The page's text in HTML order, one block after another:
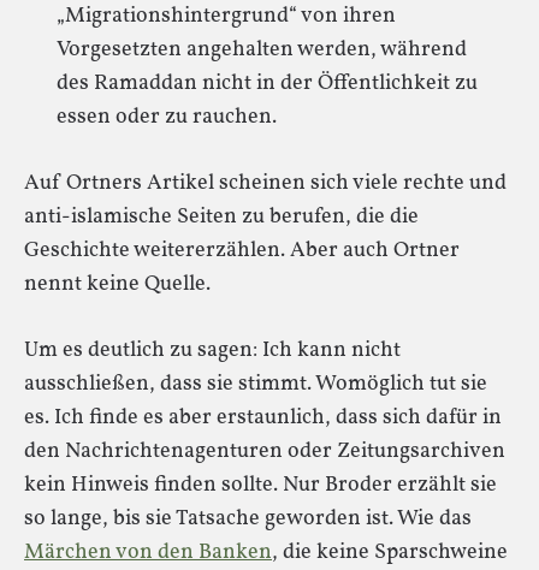
„Migrationshintergrund“ von ihren
Vorgesetzten angehalten werden, während
des Ramaddan nicht in der Öffentlichkeit zu
essen oder zu rauchen.
Auf Ortners Artikel scheinen sich viele rechte und
anti-islamische Seiten zu berufen, die die
Geschichte weitererzählen. Aber auch Ortner
nennt keine Quelle.
Um es deutlich zu sagen: Ich kann nicht
ausschließen, dass sie stimmt. Womöglich tut sie
es. Ich finde es aber erstaunlich, dass sich dafür in
den Nachrichtenagenturen oder Zeitungsarchiven
kein Hinweis finden sollte. Nur Broder erzählt sie
so lange, bis sie Tatsache geworden ist. Wie das
Märchen von den Banken, die keine Sparschweine